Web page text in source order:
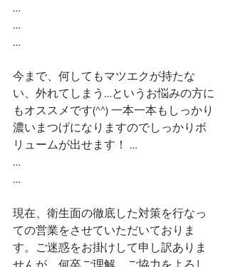
…
…
…
今まで、何してもマツエクが持たな
い、外れてしまう…というお悩みの方に
もオススメです(^^) 一本一本もしっかり
濃いまつげになりますのでしっかりボ
リュームが出せます！ …
…
…
現在、衛生面の徹底した対策を行なっ
ての営業をさせていただいておりま
す。ご迷惑をお掛けして申し訳ありま
せんが、何卒ご理解、ご協力をよろし